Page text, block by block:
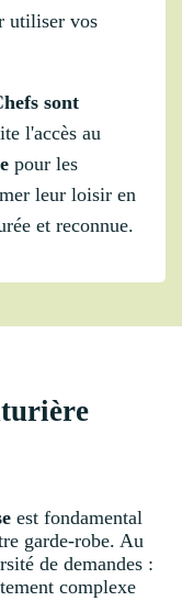
utiliser vos
sont
l'accès au
pour les
leur loisir en
et reconnue.
est fondamental
garde-robe. Au
de demandes :
complexe